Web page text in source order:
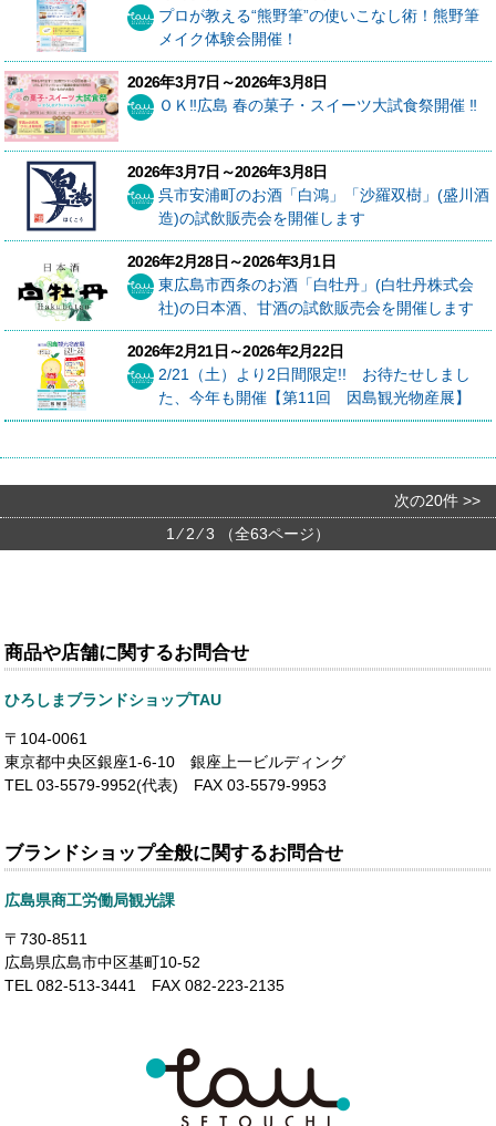
プロが教える“熊野筆”の使いこなし術！熊野筆
メイク体験会開催！
2026年3月7日～2026年3月8日
ＯＫ‼広島 春の菓子・スイーツ大試食祭開催 ‼
2026年3月7日～2026年3月8日
呉市安浦町のお酒「白鴻」「沙羅双樹」(盛川酒
造)の試飲販売会を開催します
2026年2月28日～2026年3月1日
東広島市西条のお酒「白牡丹」(白牡丹株式会
社)の日本酒、甘酒の試飲販売会を開催します
2026年2月21日～2026年2月22日
2/21（土）より2日間限定!! お待たせしまし
た、今年も開催【第11回 因島観光物産展】
次の20件 >>
1 ⁄2⁄3 （全63ページ）
商品や店舗に関するお問合せ
ひろしまブランドショップTAU
〒104-0061
東京都中央区銀座1-6-10 銀座上一ビルディング
TEL 03-5579-9952(代表) FAX 03-5579-9953
ブランドショップ全般に関するお問合せ
広島県商工労働局観光課
〒730-8511
広島県広島市中区基町10-52
TEL 082-513-3441 FAX 082-223-2135